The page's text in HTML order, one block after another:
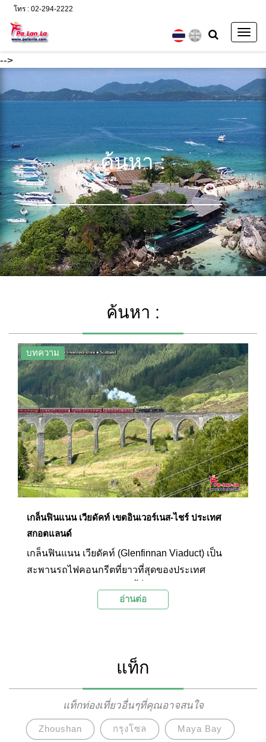
-->
โทร : 02-294-2222
ค้นหา :
ค้นหา :
บทความ
เกล็นฟินแนน เวียดัคท์ เขตอินเวอร์เนส-ไชร์ ประเทศ
สกอตแลนด์
เกล็นฟินแนน เวียดัคท์ (Glenfinnan Viaduct) เป็น
สะพานรถไฟคอนกรีตที่ยาวที่สุดของประเทศ
โกว์กับเมืองมัลเลก บรรยากาศสองข้างมีความ
ลอันกว้างใหญ่ สะพานรถไฟเกล็นฟินแนน เวียดัคท์
ถูกใช้เป็นสถานที่ถ่ายทำภาพยนตร์หลายเรื่อง โดย
โด่งดังมากที่สุดในภาพยนตร์เรื่องแฮร์รี่พอตเตอร์ที่
ใช้เป็นฉากเส้นทางรถไฟไปฮอกวอตส์ ไฮไลท์การ
ท่องเที่ยวที่นี่จะอยู่ในช่วงฤดูร้อนที่จะมีรถไฟจักรไอ
อ่านต่อ
แท็ก
แท็กท่องเที่ยวอื่นๆที่คุณอาจสนใจ
Zhoushan กรุงโซล Maya Bay